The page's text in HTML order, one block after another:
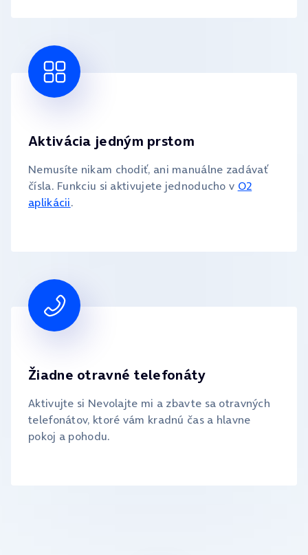
Aktivácia jedným prstom
Nemusíte nikam chodiť, ani manuálne zadávať
čísla. Funkciu si aktivujete jednoducho v O2
aplikácii.
Žiadne otravné telefonáty
Aktivujte si Nevolajte mi a zbavte sa otravných
telefonátov, ktoré vám kradnú čas a hlavne
pokoj a pohodu.